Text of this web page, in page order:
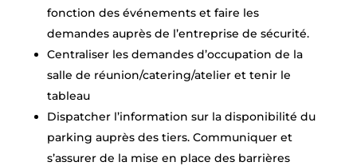
fonction des événements et faire les
demandes auprès de l’entreprise de sécurité.
Centraliser les demandes d’occupation de la
salle de réunion/catering/atelier et tenir le
tableau
Dispatcher l’information sur la disponibilité du
parking auprès des tiers. Communiquer et
s’assurer de la mise en place des barrières